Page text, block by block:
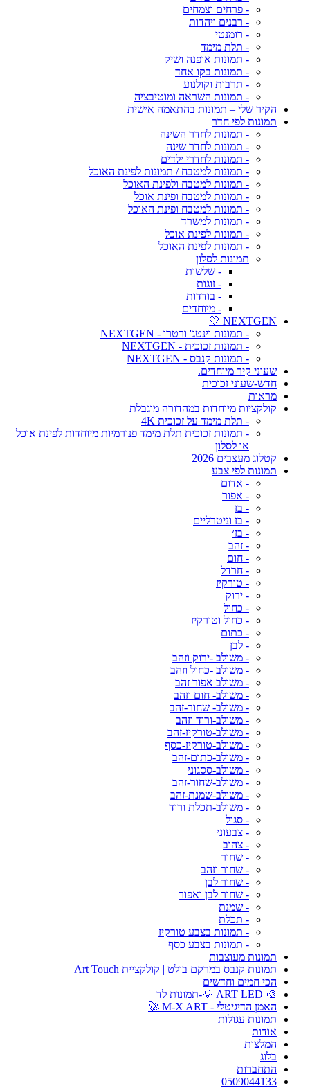
- פרחים וצמחים
- רבנים ויהדות
- רומנטי
- תלת מימד
- תמונות אופנה ושיק
- תמונות בקו אחד
- תרבות וקולנוע
- תמונות השראה ומוטיבציה
הקיר שלי – תמונות בהתאמה אישית
תמונות לפי חדר
- תמונות לחדר השינה
- תמונות לחדר שינה
- תמונות לחדרי ילדים
- תמונות למטבח / תמונות לפינת האוכל
- תמונות למטבח ולפינת האוכל
- תמונות למטבח ופינת אוכל
- תמונות למטבח ופינת האוכל
- תמונות למשרד
- תמונות לפינת אוכל
- תמונות לפינת האוכל
תמונות לסלון
- שלשות
- זוגות
- בודדות
- מיוחדים
NEXTGEN 🤍
- תמונות וינטג' ורטרו - NEXTGEN
- תמונות זכוכית - NEXTGEN
- תמונות קנבס - NEXTGEN
שעוני קיר מיוחדים.
חדש-שעוני זכוכית
מראות
קולקציות מיוחדות במהדורה מוגבלת
- תלת מימד על זכוכית 4K
- תמונות זכוכית תלת מימד פנורמיות מיוחדות לפינת אוכל
או לסלון
קטלוג מעצבים 2026
תמונות לפי צבע
- אדום
- אפור
- בז
- בז וניטרליים
- בז׳
- זהב
- חום
- חרדל
- טורקיז
- ירוק
- כחול
- כחול וטורקיז
- כתום
- לבן
- משולב -ירוק וזהב
- משולב -כחול וזהב
- משולב אפור זהב
- משולב- חום וזהב
- משולב- שחור-זהב
- משולב-ורוד וזהב
- משולב-טורקיז-זהב
- משולב-טורקיז-כסף
- משולב-כתום-זהב
- משולב-ססגוני
- משולב-שחור-זהב
- משולב-שמנת-זהב
- משולב-תכלת ורוד
- סגול
- צבעוני
- צהוב
- שחור
- שחור וזהב
- שחור לבן
- שחור לבן ואפור
- שמנת
- תכלת
- תמונות בצבע טורקיז
- תמונות בצבע כסף
תמונות מעוצבות
תמונות קנבס במרקם בולט | קולקציית Art Touch
הכי חמים וחדשים
🎨 ART LED 💡-תמונות לד
האמן הדיגיטלי - M-X ART 🚀
תמונות עגולות
אודות
המלצות
בלוג
התחברות
0509044133